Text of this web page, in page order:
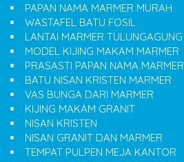
PAPAN NAMA MARMER MURAH
WASTAFEL BATU FOSIL
LANTAI MARMER TULUNGAGUNG
MODEL KIJING MAKAM MARMER
PRASASTI PAPAN NAMA MARMER
BATU NISAN KRISTEN MARMER
VAS BUNGA DARI MARMER
KIJING MAKAM GRANIT
NISAN KRISTEN
NISAN GRANIT DAN MARMER
TEMPAT PULPEN MEJA KANTOR